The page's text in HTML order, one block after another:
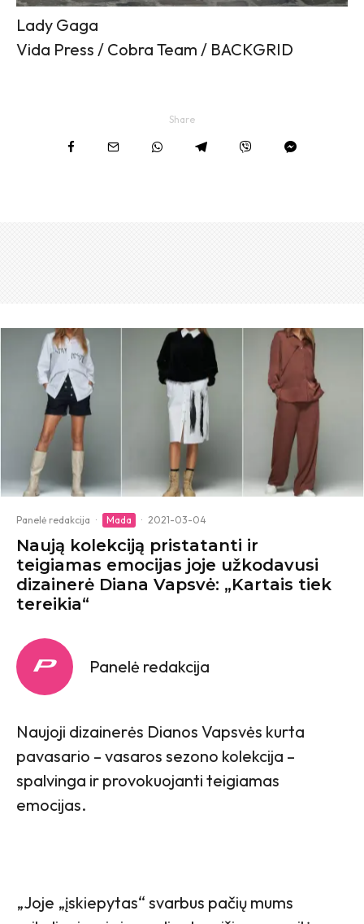
Lady Gaga
Vida Press / Cobra Team / BACKGRID
Share
Panelė redakcija · Mada · 2021-03-04
Naują kolekciją pristatanti ir
teigiamas emocijas joje užkodavusi
dizainerė Diana Vapsvė: „Kartais tiek
tereikia“
Panelė redakcija
Naujoji dizainerės Dianos Vapsvės kurta
pavasario – vasaros sezono kolekcija –
spalvinga ir provokuojanti teigiamas
emocijas.
„Joje „įskiepytas“ svarbus pačių mums